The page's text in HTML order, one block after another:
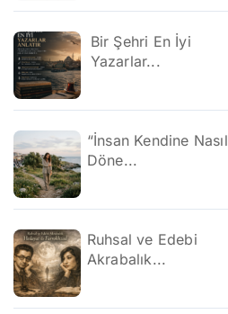
Bir Şehri En İyi
Yazarlar...
“İnsan Kendine Nasıl
Döne...
Ruhsal ve Edebi
Akrabalık...